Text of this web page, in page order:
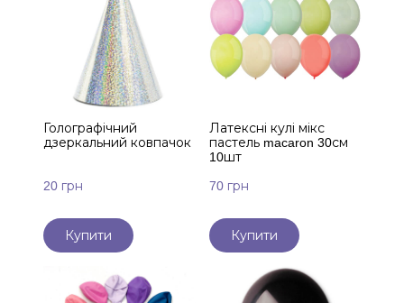
Голографічний
дзеркальний ковпачок
20 грн
Купити
Латексні кулі мікс
пастель macaron 30см
10шт
70 грн
Купити